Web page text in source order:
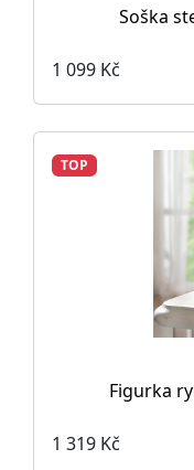
Soška
1 099 Kč
TOP
Figurka
1 319 Kč